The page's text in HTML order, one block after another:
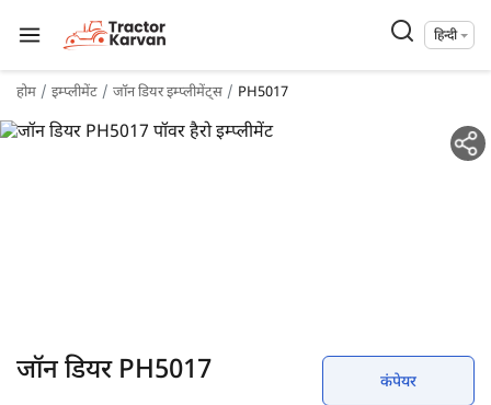
हिन्दी
होम इम्प्लीमेंट जॉन डियर इम्प्लीमेंट्स PH5017
जॉन डियर PH5017 कंपेयर